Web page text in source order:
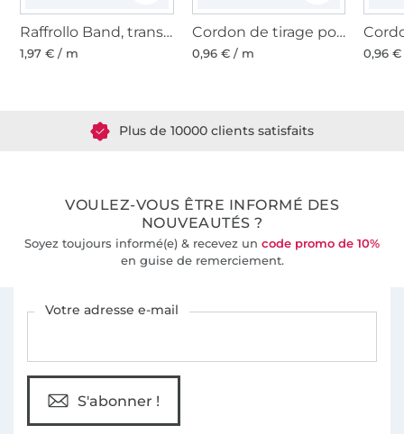
Raffrollo Band, transparenz
1,97 € / m
Cordon de tirage pour store, 0,7 mm
0,96 € / m 0,96
Plus de 10000 clients satisfaits
VOULEZ-VOUS ÊTRE INFORMÉ DES
NOUVEAUTÉS ?
Soyez toujours informé(e) & recevez un code promo de 10%
en guise de remerciement.
Votre adresse e-mail
S'abonner !